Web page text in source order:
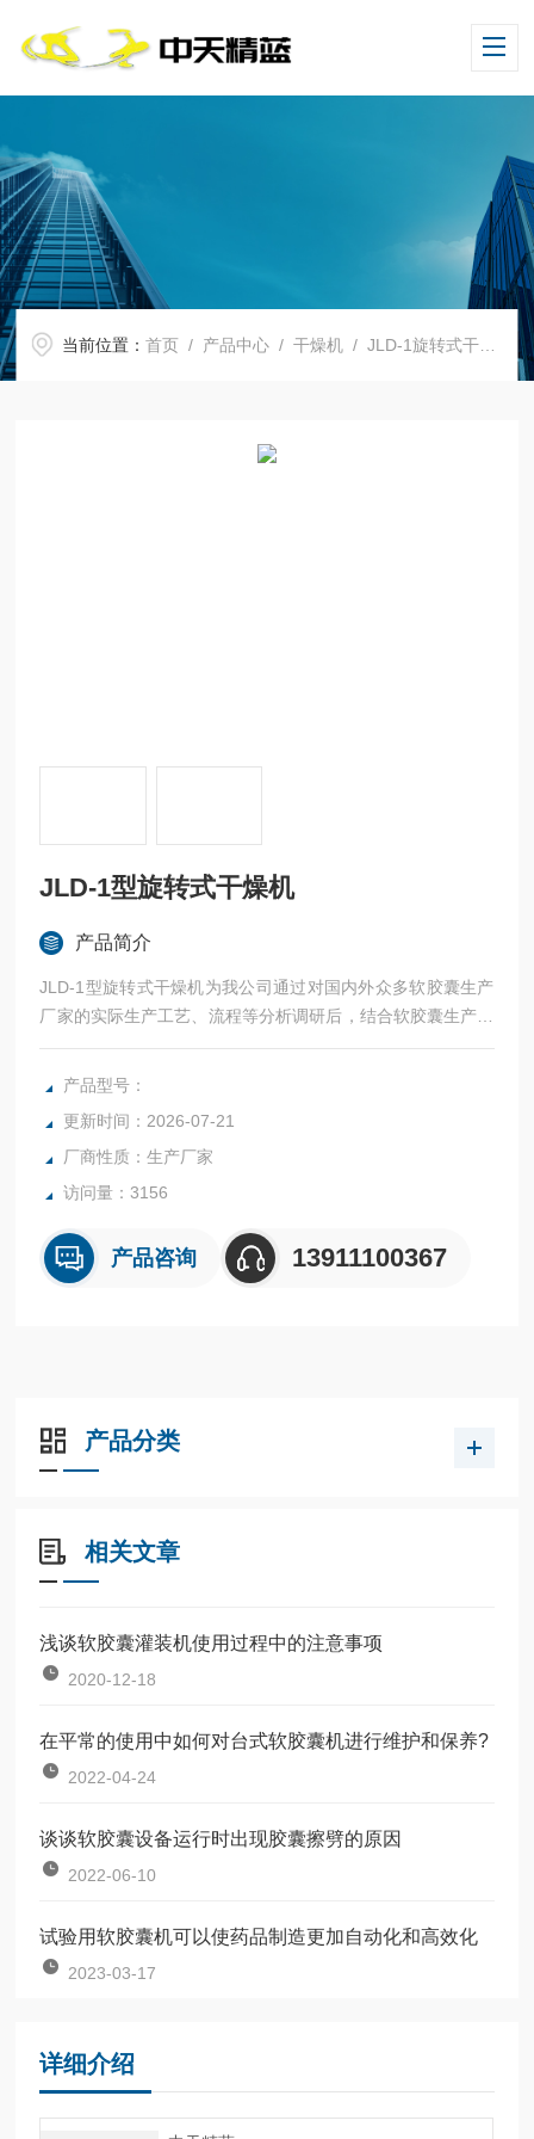
当前位置：首页 / 产品中心 /干燥机 /JLD-1旋转式干燥机 /
JLD-1型旋转式干燥机
产品简介
JLD-1型旋转式干燥机为我公司通过对国内外众多软胶囊生产
厂家的实际生产工艺、流程等分析调研后，结合软胶囊生产工
艺及生产特点，采用技术与材料，按照GMP 要求精心设计而
成，广泛适用于药品、食品、化工等行业颗粒物料的动态干
产品型号：
更新时间：2026-07-21
厂商性质：生产厂家
访问量：3156
产品咨询 13911100367
产品分类
相关文章
浅谈软胶囊灌装机使用过程中的注意事项
2020-12-18
在平常的使用中如何对台式软胶囊机进行维护和保养?
2022-04-24
谈谈软胶囊设备运行时出现胶囊擦劈的原因
2022-06-10
试验用软胶囊机可以使药品制造更加自动化和高效化
2023-03-17
详细介绍